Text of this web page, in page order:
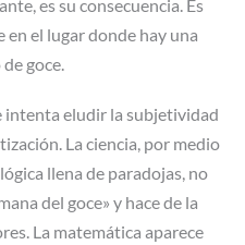
es su consecuencia. Es
en el lugar donde hay una
goce.
intenta eludir la subjetividad
La ciencia, por medio
llena de paradojas, no
del goce» y hace de la
La matemática aparece